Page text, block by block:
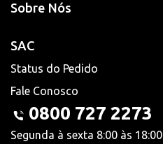
Sobre Nós
SAC
Status do Pedido
Fale Conosco
0800 727 2273
Segunda à sexta 8:00 às 18:00